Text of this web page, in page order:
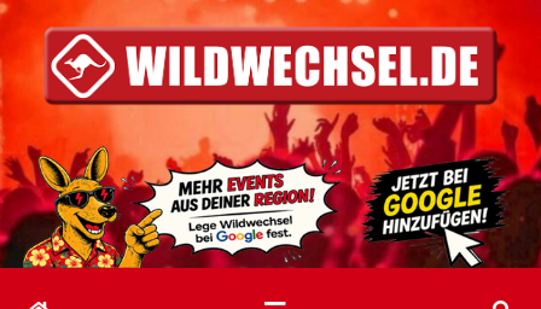
Inhalt
springen